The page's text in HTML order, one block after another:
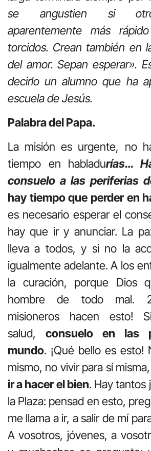
se angustien si
aparentemente más
torcidos. Crean también en
del amor. Sepan esperar».
decirlo un alumno que ha
escuela de Jesús.
Palabra del Papa.
La misión es urgente, no
tiempo en habladu­rías…
consuelo a las periferias
hay tiempo que perder en
es necesario espe­rar el
hay que ir y anunciar. La
lleva a todos, y si no la
igualmente adelante. A los
la curación, porque Dios
hombre de todo mal.
misioneros hacen esto!
salud, consuelo en las
mundo. ¡Qué bello es esto!
mismo, no vi­vir para sí
ir a hacer el bien. Hay tantos
la Plaza: pensad en esto,
me llama a ir, a salir de mí
A vosotros, jóvenes, a